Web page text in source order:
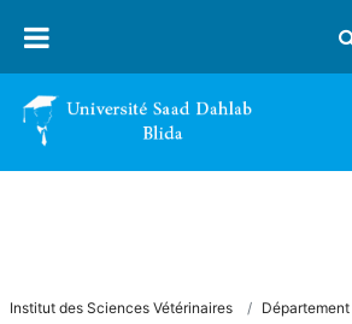
Institut des Sciences Vétérinaires